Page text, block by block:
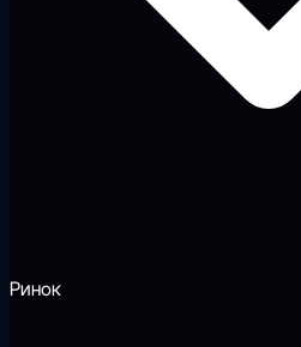
Ринок